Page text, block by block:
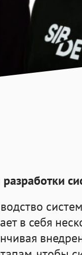
разработки
в себя